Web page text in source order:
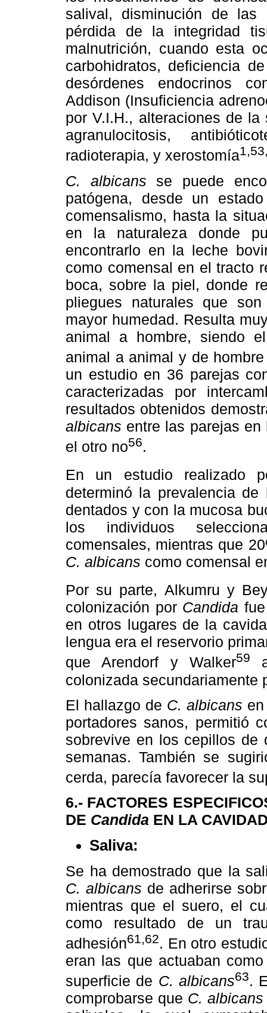
salival, disminución de las
pérdida de la integridad
malnutrición, cuando esta
carbohidratos, deficiencia
desórdenes endocrinos
Addison (Insuficiencia
por V.I.H., alteraciones de
agranulocitosis,
radioterapia, y xerostomía
C. albicans se puede
patógena, desde un
comensalismo, hasta la
en la naturaleza donde
encontrarlo en la leche
como comensal en el tracto
boca, sobre la piel, donde
pliegues naturales que
mayor humedad. Resulta
animal a hombre, siendo
animal a animal y de
un estudio en 36 parejas
caracterizadas por
resultados obtenidos
albicans entre las parejas
el otro no56.
En un estudio realizado
determinó la prevalencia
dentados y con la mucosa
los individuos
comensales, mientras que
C. albicans como comensal
Por su parte, Alkumru y
colonización por Candida
en otros lugares de la
lengua era el reservorio
que Arendorf y Walker59
colonizada secundariamente
El hallazgo de C. albicans
portadores sanos, permitió
sobrevive en los cepillos de
semanas. También se
cerda, parecía favorecer la
6.- FACTORES
DE Candida EN LA
Saliva:
Se ha demostrado que la
C. albicans de adherirse
mientras que el suero, el
como resultado de un
adhesión61,62. En otro
eran las que actuaban
superficie de C. albicans63.
comprobarse que C. albicans